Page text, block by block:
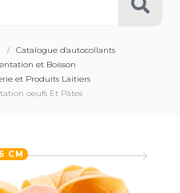
Catalogue d'autocollants
et Boisson
et Produits Laitiers
oeufs Et Pâtes
6 CM